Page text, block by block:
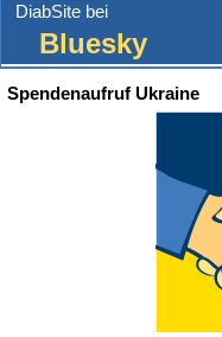
DiabSite bei
Bluesky
Spendenaufruf Ukraine